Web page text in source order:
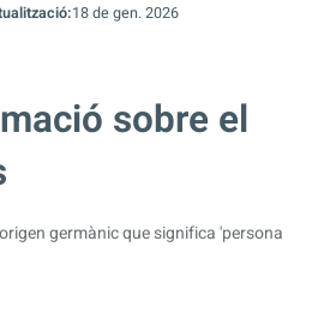
18 de gen. 2026
sobre el
germànic que significa 'persona